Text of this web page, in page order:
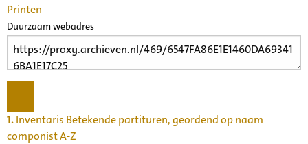
Printen
Duurzaam webadres
1.Inventaris Betekende partituren, geordend op naam
componist A-Z